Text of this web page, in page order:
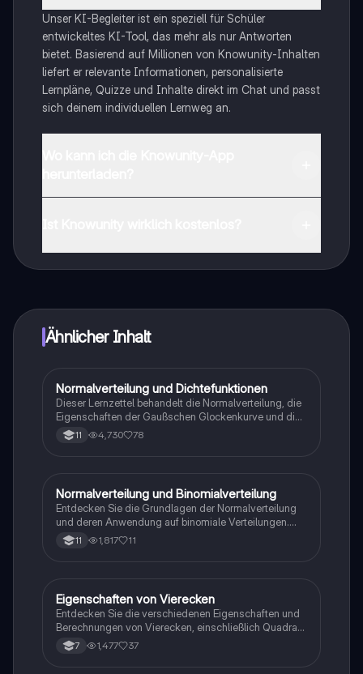
Unser KI-Begleiter ist ein speziell für Schüler
entwickeltes KI-Tool, das mehr als nur Antworten
bietet. Basierend auf Millionen von Knowunity-Inhalten
liefert er relevante Informationen, personalisierte
Lernpläne, Quizze und Inhalte direkt im Chat und passt
sich deinem individuellen Lernweg an.
Ähnlicher Inhalt
Mathe
Normalverteilung und Dichtefunktionen
Dieser Lernzettel behandelt die Normalverteilung, die
Eigenschaften der Gaußschen Glockenkurve und die
Berechnung von Wahrscheinlichkeiten. Er umfasst die
Dichtefunktion, Verteilungsfunktionen und wichtige
11 4,730 78
Mathe
Normalverteilung und Binomialverteilung
Entdecken Sie die Grundlagen der Normalverteilung
und deren Anwendung auf binomiale Verteilungen.
Diese Zusammenfassung behandelt die
Wahrscheinlichkeitsdichtefunktion, kumulative
vertiefen möchten.
11 1,817 11
Mathe
Eigenschaften von Vierecken
Entdecken Sie die verschiedenen Eigenschaften und
Berechnungen von Vierecken, einschließlich Quadrat,
Rechteck, Parallelogramm und Trapez. Diese
Übersicht behandelt die Symmetrieachsen,
7 1,477 37